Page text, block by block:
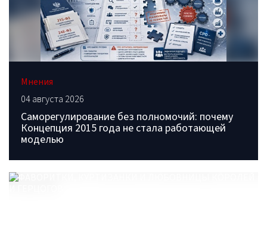
Мнения
04 августа 2026
Саморегулирование без полномочий: почему
Концепция 2015 года не стала работающей
моделью